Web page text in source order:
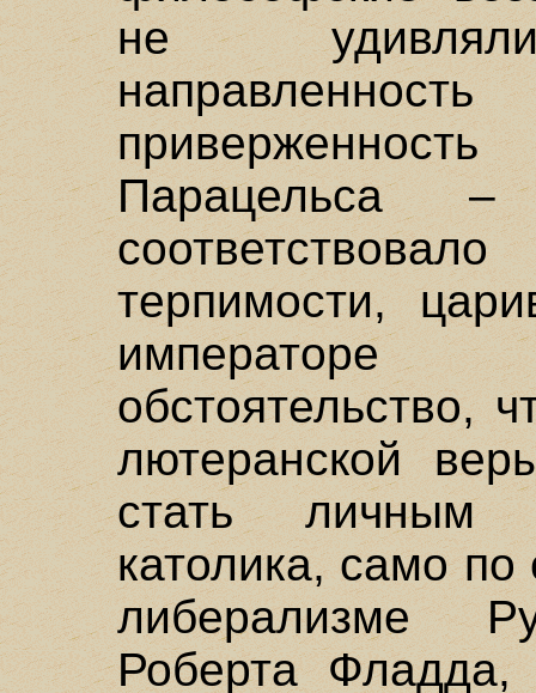
не
Парацельса
терпимости,
обстоятельство,
лютеранской
стать личным
католика, само по
либерализме
Роберта Фладда,